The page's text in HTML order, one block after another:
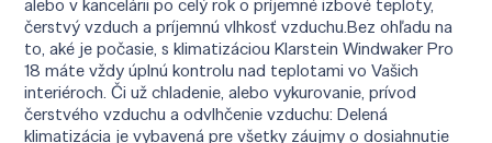
čerstvý vzduch a príjemnú vlhkosť vzduchu.Bez ohľadu na
to, aké je počasie, s klimatizáciou Klarstein Windwaker Pro
18 máte vždy úplnú kontrolu nad teplotami vo Vašich
interiéroch. Či už chladenie, alebo vykurovanie, prívod
čerstvého vzduchu a odvlhčenie vzduchu: Delená
klimatizácia je vybavená pre všetky záujmy o dosiahnutie